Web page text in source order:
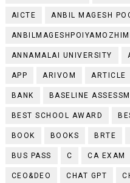
AICTE ANBIL MAGESH
ANNAMALAI UNIVERSITY
APP ARIVOM ARTICLE
BANK BASELINE
BEST SCHOOL AWARD
BOOK BOOKS BRTE
BUS PASS C CA EXAM
CEO&DEO CHAT GPT